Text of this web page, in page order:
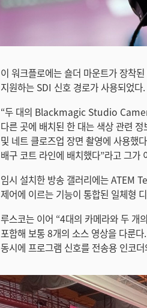
이 워크플로에는 숄더 마운트가 장착
지원하는 SDI 신호 경로가 사용되었다.
“두 대의 Blackmagic Studio
다른 곳에 배치된 한 대는 색상 관련
및 네트 클로즈업 장면 촬영에 사용했
배구 코트 라인에 배치했다”라고 그가
임시 설치한 방송 갤러리에는 ATEM
제어에 이르는 기능이 통합된 일체형
루스코는 이어 “4대의 카메라와 두 개
포함해 보통 8개의 소스 영상을 다룬
동시에 프로그램 신호를 전송용 인코